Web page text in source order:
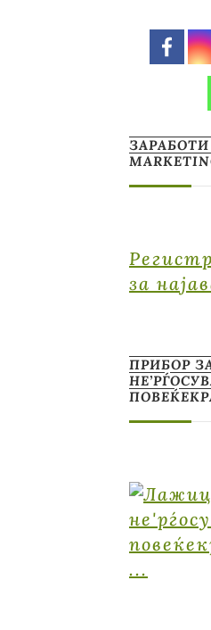
ЗАРАБОТИ
за
ПРИБОР